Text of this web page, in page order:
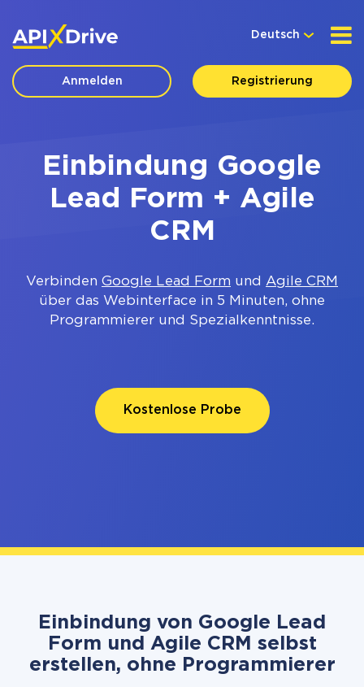
Deutsch
Anmelden Registrierung
Einbindung Google
Lead Form + Agile
CRM
Verbinden Google Lead Form und Agile CRM
über das Webinterface in 5 Minuten, ohne
Programmierer und Spezialkenntnisse.
Kostenlose Probe
Einbindung von Google Lead
Form und Agile CRM selbst
erstellen, ohne Programmierer